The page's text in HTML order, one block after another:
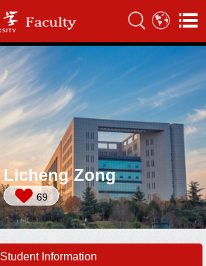
Licheng Zong
69
Student Information